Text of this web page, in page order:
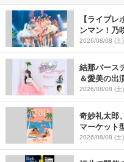
【ライブ
ンマン！乃
Onephony
＞
2026/08/08 (土)
結那バース
＆愛美の出
2026/08/08 (土)
奇妙礼太郎
マーケット
早割チケッ
2026/08/08 (土)